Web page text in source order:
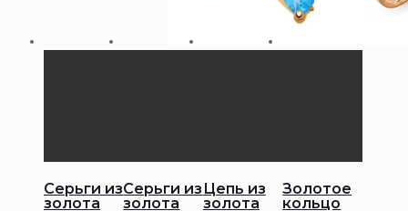
Серьги из
золота
Серьги из
золота
Цепь из
золота
Золотое
кольцо